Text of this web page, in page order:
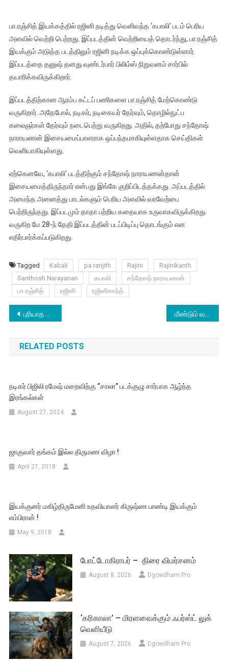
பா.ரஞ்சித் இயக்கத்தில் ரஜினி நடித்து வெளிவந்த ‘கபாலி’ படம் பெரிய
அளவில் வெற்றி பெற்றது. இப்படத்தின் வெற்றியைத் தொடர்ந்து, பா.ரஞ்சித்
இயக்கும் அடுத்த படத்திலும் ரஜினி நடிக்க ஒப்புக்கொண்டுள்ளார்.
இப்படத்தை தனுஷ் தனது வுண்டர்பார் பிலிம்ஸ் நிறுவனம் சார்பில்
தயாரிக்கவிருக்கிறார்.
இப்படத்திற்கான ஆரம்ப கட்டப் பணிகளை பா.ரஞ்சித் மேற்கொண்டு
வருகிறார். அதேபோல், நடிகர், நடிகையர் தேர்வும், தொழில்நுட்ப
கலைஞர்கள் தேர்வும் நடைபெற்று வருகிறது. அதில், தற்போது சந்தோஷ்
நாராயணன் இசையமைப்பாளராக ஒப்பந்தமாகியுள்ளதாக செய்திகள்
வெளியாகியுள்ளது.
ஏற்கெனவே, ‘கபாலி’ படத்திற்கும் சந்தோஷ் நாராயணன்தான்
இசையமைத்திருந்தார் என்பது இங்கே குறிப்பிடத்தக்கது. அப்படத்தில்
அமைந்த அனைத்து பாடல்களும் பெரிய அளவில் வரவேற்பை
பெற்றிருந்தது. இப்படமும் தாதா பற்றிய கதையாக உருவாகவிருக்கிறது.
வருகிற மே 28-ந் தேதி இப்படத்தின் படப்பிடிப்பு தொடங்கும் என
எதிர்பார்க்கப்படுகிறது.
Tagged Kabali pa ranjith Rajini
Rajinikanth
Santhosh Narayanan
கபாலி
சந்தோஷ் நாராயணன்
பா ரஞ்சித்
ரஜினி ரஜினிகாந்த்
Post
navigation
புரியாத மொழியில் எழுதுகிறேன் என்றார்கள் : கவிஞர் வைரமுத்து மீண்டும் வருகிறார் “மாட்டுக்கார வேலன்”!
RELATED POSTS
நடிகர் பிஜிலி ரமேஷ் மறைவிற்கு “சாலா” படக்குழு சார்பாக ஆழ்ந்த
இரங்கல்கள்
August 27, 2024
ஜாகுவார் தங்கம் இல்ல திருமண விழா !
April 27, 2018
இயக்குனர் மகிழ்திருமேனி உதவியாளர் கிருஷ்ண பாண்டி இயக்கும்
எம்பிரான் !
May 9, 2018
போட்டோகிராபர் – திரை விமர்சனம்
August 8, 2026 Dgowdham Pro
‘கரிகாலா’ – மிரளவைக்கும் ஃபர்ஸ்ட் லுக்
வெளியீடு
August 7, 2026 Dgowdham Pro